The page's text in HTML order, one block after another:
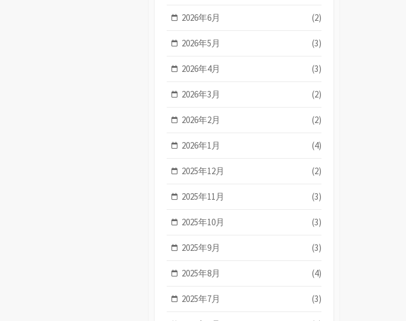
2026年6月 (2)
2026年5月 (3)
2026年4月 (3)
2026年3月 (2)
2026年2月 (2)
2026年1月 (4)
2025年12月 (2)
2025年11月 (3)
2025年10月 (3)
2025年9月 (3)
2025年8月 (4)
2025年7月 (3)